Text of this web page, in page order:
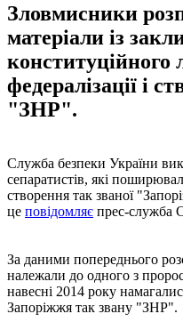
Зловмисники
матеріали із
конституційного
федералізації і
"ЗНР".
Служба безпеки України
сепаратистів, які
створення так званої
це повідомляє прес-служба
За даними попереднього
належали до одного з
навесні 2014 року
Запоріжжя так звану "ЗНР".